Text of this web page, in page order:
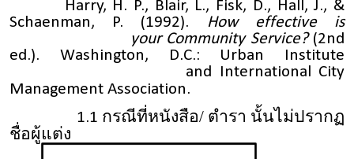
Harry, H. P., Blair, L., Fisk, D., Hall, J., &
Schaenman, P. (1992).
How effective is
your Community Service?(2nd
ed.). Washington, D.C.: Urban Institute
and International City
Management Association.
1.1 กรณีที่หนังสือ/ ตำรา นั้นไม่ปรากฏ
ชื่อผู้แต่ง